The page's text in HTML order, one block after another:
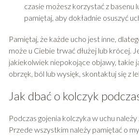
czasie możesz korzystać z basenu
pamiętaj, aby dokładnie osuszyć
Pamiętaj, że każde ucho jest inne,
może u Ciebie trwać dłużej lub krócej.
jakiekolwiek niepokojące objawy, takie
obrzęk, ból lub wysięk, skontaktuj się z
Jak dbać o kolczyk
Podczas gojenia kolczyka w uchu należy
Przede wszystkim należy pamiętać o